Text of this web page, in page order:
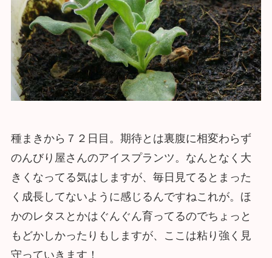
種まきから７２日目。期待とは裏腹に相変わらず
のんびり屋さんのアイスプランツ。なんとなく大
きくなってる気はしますが、毎日見てるとまった
く成長してないように感じるんですねこれが。ほ
かのレタスとかはぐんぐん育ってるのでちょっと
もどかしかったりもしますが、ここは粘り強く見
守っていきます！